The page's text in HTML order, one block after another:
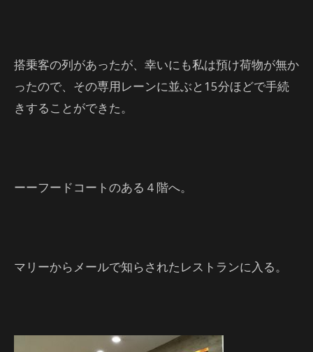
搭乗客の列があったが、幸いにも私は預け荷物が無か
ったので、その専用レーンに並ぶと15分ほどで手続
きすることができた。
ーーフードコートのある４階へ。
マリーからメールで知らされたレストランに入る。